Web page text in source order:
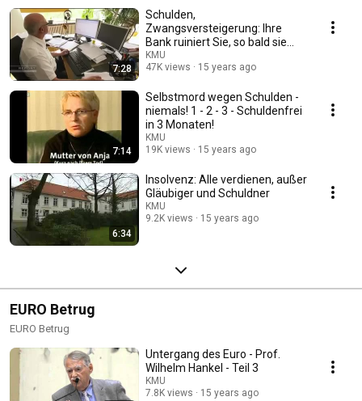
7:28
Schulden,
Zwangsversteigerung: Ihre
Bank ruiniert Sie, so bald sie
kann
KMU
47K views
15 years ago
7:14
Selbstmord wegen Schulden -
niemals! 1 - 2 - 3 - Schuldenfrei
in 3 Monaten!
KMU
19K views
15 years ago
6:34
Insolvenz: Alle verdienen, außer
Gläubiger und Schuldner
KMU
9.2K views
15 years ago
EURO Betrug
EURO Betrug
Untergang des Euro - Prof.
Wilhelm Hankel - Teil 3
KMU
7.8K views
15 years ago